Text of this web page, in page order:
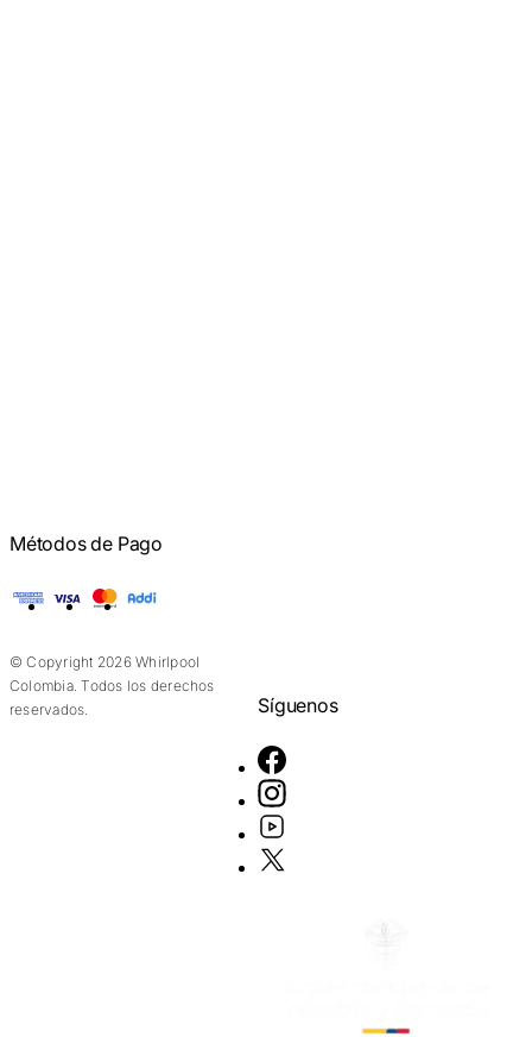
Métodos de Pago
American Express
Visa Mastercard
© Copyright 2026 Whirlpool
Colombia. Todos los derechos
reservados.
Síguenos